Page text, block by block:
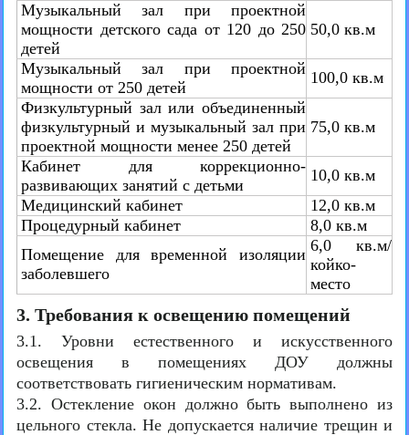
Музыкальный зал при проектной
мощности детского сада от 120 до 250
детей
50,0 кв.м
Музыкальный зал при проектной
мощности от 250 детей
100,0 кв.м
Физкультурный зал или объединенный
физкультурный и музыкальный зал при
проектной мощности менее 250 детей
75,0 кв.м
Кабинет для коррекционно-
развивающих занятий с детьми
10,0 кв.м
Медицинский кабинет
12,0 кв.м
Процедурный кабинет
8,0 кв.м
Помещение для временной изоляции
заболевшего
6,0 кв.м/
койко-
место
3. Требования к освещению помещений
3.1. Уровни естественного и искусственного
освещения в помещениях ДОУ должны
соответствовать гигиеническим нормативам.
3.2. Остекление окон должно быть выполнено из
цельного стекла. Не допускается наличие трещин и